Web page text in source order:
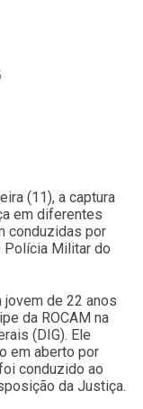
(11), a captura
em diferentes
conduzidas por
Polícia Militar do
jovem de 22 anos
da ROCAM na
(DIG). Ele
em aberto por
conduzido ao
da Justiça.